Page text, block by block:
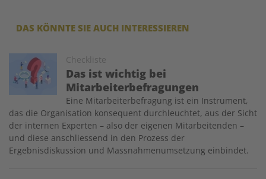
DAS KÖNNTE SIE AUCH INTERESSIEREN
Checkliste
Das ist wichtig bei
Mitarbeiterbefragungen
Image
Eine Mitarbeiterbefragung ist ein Instrument,
das die Organisation konsequent durchleuchtet, aus der Sicht
der internen Experten – also der eigenen Mitarbeitenden –
und diese anschliessend in den Prozess der
Ergebnisdiskussion und Massnahmenumsetzung einbindet.